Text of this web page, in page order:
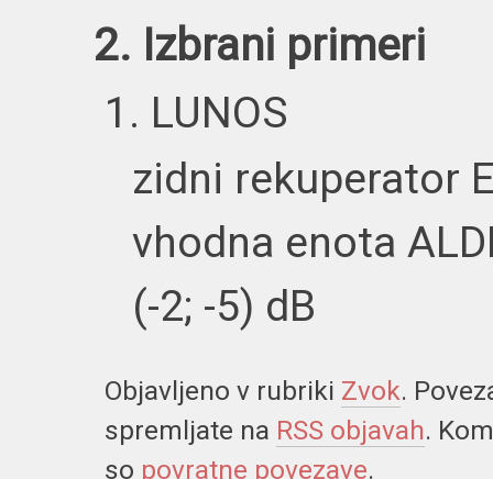
2. Izbrani primeri
1. LUNOS
zidni rekuperator
vhodna enota
(-2; -5) dB
Objavljeno v rubriki Zvok.
spremljate na RSS objavah.
so povratne povezave.